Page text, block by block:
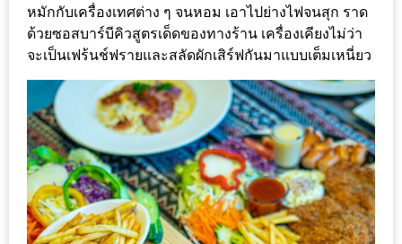
3
รางวัล
วัน
แม่
พิเศษ
โปร
โม
ชั่น
หมักกับเครื่องเทศต่าง ๆ จนหอม เอาไปย่างไฟจนสุก ราด
ด้วยซอสบาร์บีคิวสูตรเด็ดของทางร้าน เครื่องเคียงไม่ว่า
จะเป็นเฟร้นช์ฟรายและสลัดผักเสิร์ฟกันมาแบบเต็มเหนี่ยว